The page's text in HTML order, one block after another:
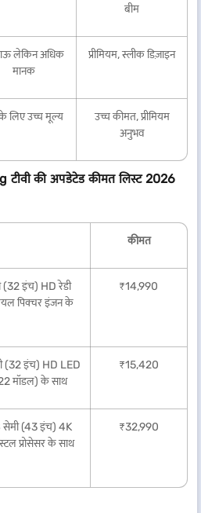
बीम
लेकिन अधिक
मानक
प्रीमियम, स्लीक डिज़ाइन
लिए उच्च मूल्य
उच्च कीमत, प्रीमियम
अनुभव
की अपडेटेड कीमत लिस्ट 2026
कीमत
इंच) HD रेडी
पिक्चर इंजन के
₹14,990
(32 इंच) HD LED
मॉडल) के साथ
₹15,420
सेमी (43 इंच) 4K
प्रोसेसर के साथ
₹32,990